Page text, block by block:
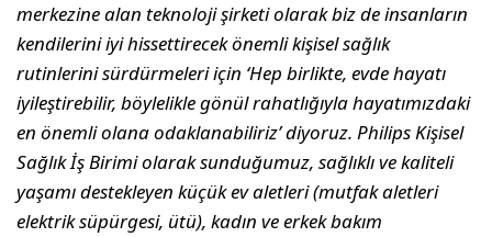
merkezine alan teknoloji şirketi olarak biz de insanların
kendilerini iyi hissettirecek önemli kişisel sağlık
rutinlerini sürdürmeleri için ‘Hep birlikte, evde hayatı
iyileştirebilir, böylelikle gönül rahatlığıyla hayatımızdaki
en önemli olana odaklanabiliriz’ diyoruz. Philips Kişisel
Sağlık İş Birimi olarak sunduğumuz, sağlıklı ve kaliteli
yaşamı destekleyen küçük ev aletleri (mutfak aletleri
elektrik süpürgesi, ütü), kadın ve erkek bakım